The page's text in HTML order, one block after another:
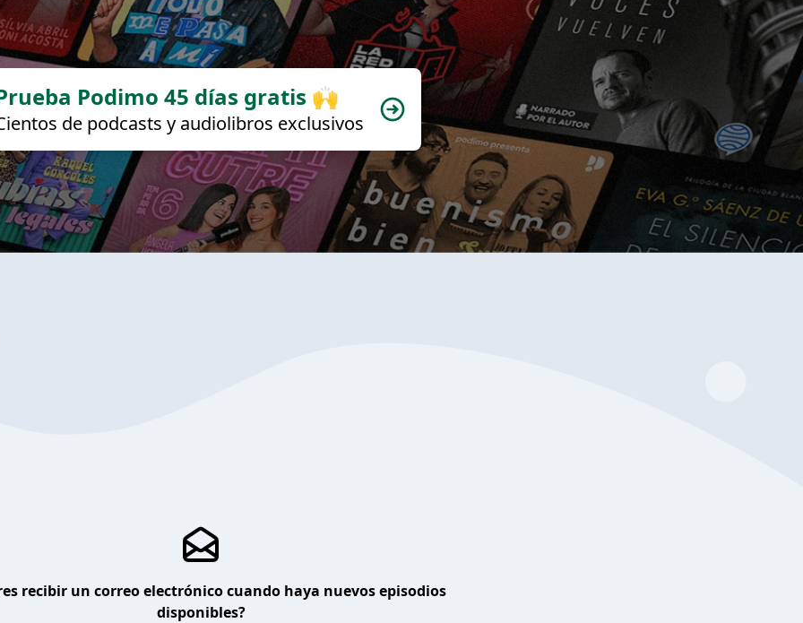
Podimo 45 días gratis 🙌
de podcasts y audiolibros exclusivos
recibir un correo electrónico cuando haya nuevos episodios
disponibles?